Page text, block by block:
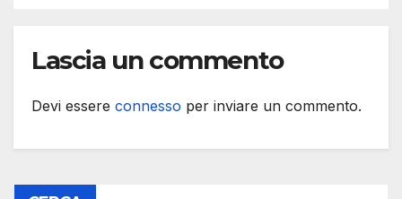
Lascia un commento
Devi essere connesso per inviare un commento.